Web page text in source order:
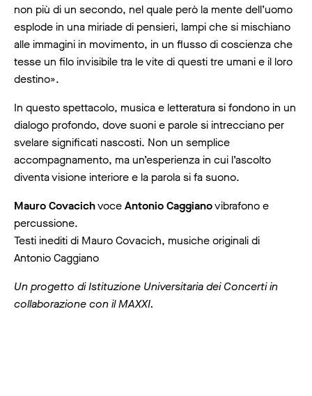
non più di un secondo, nel quale però la mente dell’uomo
esplode in una miriade di pensieri, lampi che si mischiano
alle immagini in movimento, in un flusso di coscienza che
tesse un filo invisibile tra le vite di questi tre umani e il loro
destino».
In questo spettacolo, musica e letteratura si fondono in un
dialogo profondo, dove suoni e parole si intrecciano per
svelare significati nascosti. Non un semplice
accompagnamento, ma un’esperienza in cui l’ascolto
diventa visione interiore e la parola si fa suono.
Mauro CovacichvoceAntonio Caggianovibrafono e
percussione.
Testi inediti di Mauro Covacich, musiche originali di
Antonio Caggiano
Un progetto di Istituzione Universitaria dei Concerti in
collaborazione con il MAXXI.